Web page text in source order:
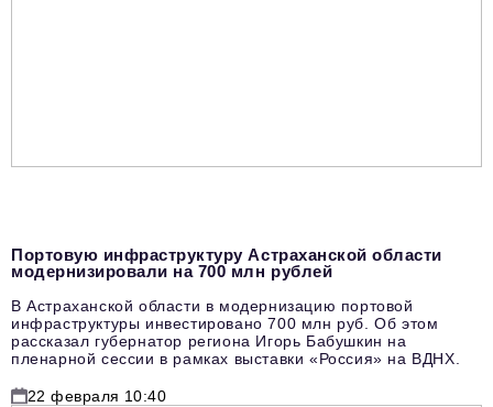
Портовую инфраструктуру Астраханской области
модернизировали на 700 млн рублей
В Астраханской области в модернизацию портовой
инфраструктуры инвестировано 700 млн руб. Об этом
рассказал губернатор региона Игорь Бабушкин на
пленарной сессии в рамках выставки «Россия» на ВДНХ.
22 февраля 10:40